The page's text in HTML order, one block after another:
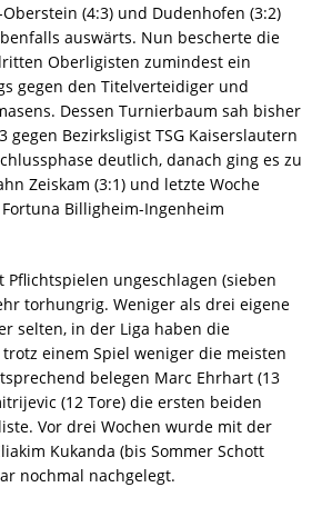
(4:3) und Dudenhofen (3:2)
auswärts. Nun bescherte die
Oberligisten zumindest ein
gegen den Titelverteidiger und
Dessen Turnierbaum sah bisher
gegen Bezirksligist TSG Kaiserslautern
deutlich, danach ging es zu
Zeiskam (3:1) und letzte Woche
Billigheim-Ingenheim
Pflichtspielen ungeschlagen (sieben
torhungrig. Weniger als drei eigene
selten, in der Liga haben die
einem Spiel weniger die meisten
belegen Marc Ehrhart (13
(12 Tore) die ersten beiden
Vor drei Wochen wurde mit der
Kukanda (bis Sommer Schott
nochmal nachgelegt.